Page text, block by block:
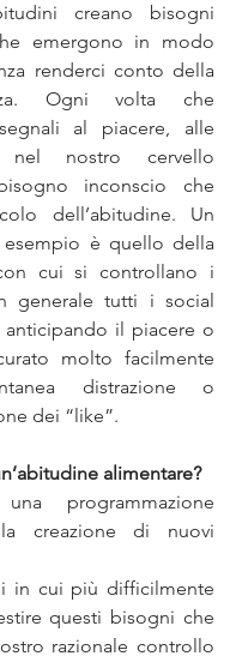
creano bisogni
emergono in modo
renderci conto della
Ogni volta che
al piacere, alle
nel nostro cervello
inconscio che
dell’abitudine. Un
esempio è quello della
cui si controllano i
generale tutti i social
anticipando il piacere o
molto facilmente
distrazione o
dei “like”.
alimentare?
programmazione
creazione di nuovi
in cui più difficilmente
questi bisogni che
razionale controllo